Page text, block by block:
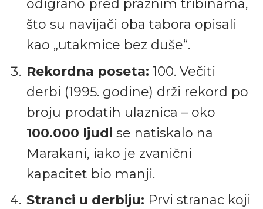
odigrano pred praznim tribinama,
što su navijači oba tabora opisali
kao „utakmice bez duše“.
Rekordna poseta: 100. Večiti
derbi (1995. godine) drži rekord po
broju prodatih ulaznica – oko
100.000 ljudi se natiskalo na
Marakani, iako je zvanični
kapacitet bio manji.
Stranci u derbiju: Prvi stranac koji